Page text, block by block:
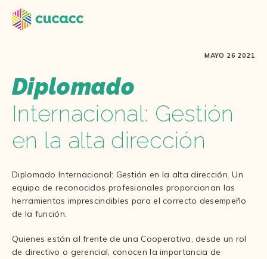
MAYO 26 2021
Diplomado
Internacional: Gestión
en la alta dirección
Diplomado Internacional: Gestión en la alta dirección. Un
equipo de reconocidos profesionales proporcionan las
herramientas imprescindibles para el correcto desempeño
de la función.
Quienes están al frente de una Cooperativa, desde un rol
de directivo o gerencial, conocen la importancia de